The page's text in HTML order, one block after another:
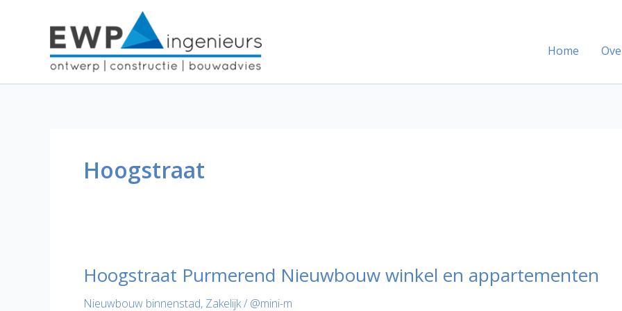
Home
Hoogstraat
Hoogstraat Purmerend Nieuwbouw winkel en appartementen
Nieuwbouw binnenstad, Zakelijk/ @mini-m